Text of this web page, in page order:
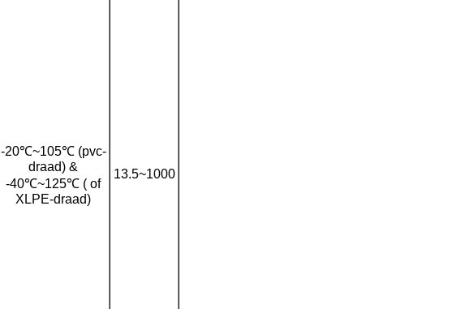
-20℃~105℃ (pvc-
draad) &
-40℃~125℃ ( of
XLPE-draad)
13.5~1000